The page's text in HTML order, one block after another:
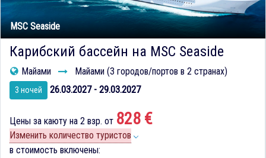
MSC Seaside
Карибский бассейн на MSC Seaside
Майами Майами (3 городов/портов в 2 странах)
3 ночей 26.03.2027 - 29.03.2027
Цены за каюту на 2 взр. от 828 €
Изменить количество туристов
в стоимость включены: